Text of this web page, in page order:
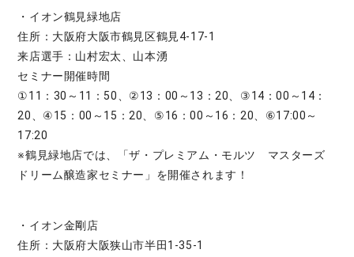
・イオン鶴見緑地店
住所：大阪府大阪市鶴見区鶴見4-17-1
来店選手：山村宏太、山本湧
セミナー開催時間
①11：30～11：50、②13：00～13：20、③14：00～14：
20、④15：00～15：20、⑤16：00～16：20、⑥17:00～
17:20
※鶴見緑地店では、「ザ・プレミアム・モルツ マスターズ
ドリーム醸造家セミナー」を開催されます！
・イオン金剛店
住所：大阪府大阪狭山市半田1-35-1